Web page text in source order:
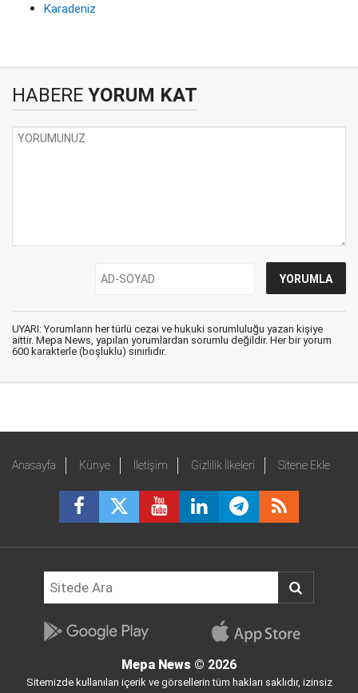
Karadeniz
HABERE YORUM KAT
UYARI: Yorumların her türlü cezai ve hukuki sorumluluğu yazan kişiye
aittir. Mepa News, yapılan yorumlardan sorumlu değildir. Her bir yorum
600 karakterle (boşluklu) sınırlıdır.
Anasayfa Künye İletişim Gizlilik İlkeleri Sitene Ekle
Mepa News © 2026
Sitemizde kullanılan içerik ve görsellerin tüm hakları saklıdır, izinsiz